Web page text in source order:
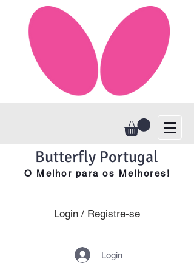
Butterfly Portugal
O Melhor para os Melhores!
Login / Registre-se
Login